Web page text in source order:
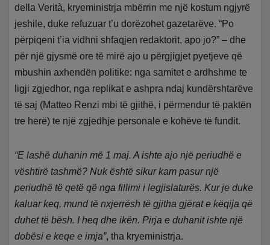
della Verità, kryeministrja mbërrin me një kostum ngjyrë
jeshile, duke refuzuar t’u dorëzohet gazetarëve. “Po
përpiqeni t’ia vidhni shfaqjen redaktorit, apo jo?” – dhe
për një gjysmë ore të mirë ajo u përgjigjet pyetjeve që
mbushin axhendën politike: nga samitet e ardhshme te
ligji zgjedhor, nga replikat e ashpra ndaj kundërshtarëve
të saj (Matteo Renzi mbi të gjithë, i përmendur të paktën
tre herë) te një zgjedhje personale e kohëve të fundit.
“E lashë duhanin më 1 maj. A ishte ajo një periudhë e
vështirë tashmë? Nuk është sikur kam pasur një
periudhë të qetë që nga fillimi i legjislaturës. Kur je duke
kaluar keq, mund të nxjerrësh të gjitha gjërat e këqija që
duhet të bësh. I heq dhe ikën. Pirja e duhanit ishte një
dobësi e keqe e imja”, tha kryeministrja.